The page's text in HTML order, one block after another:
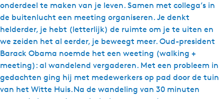
onderdeel te maken van je leven. Samen met collega’s in
de buitenlucht een meeting organiseren. Je denkt
helderder, je hebt (letterlijk) de ruimte om je te uiten en
we zeiden het al eerder, je beweegt meer. Oud-president
Barack Obama noemde het een weeting (walking +
meeting): al wandelend vergaderen. Met een probleem in
gedachten ging hij met medewerkers op pad door de tuin
van het Witte Huis. Na de wandeling van 30 minuten